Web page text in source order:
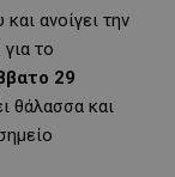
ανοίγει την
το
29
θάλασσα και